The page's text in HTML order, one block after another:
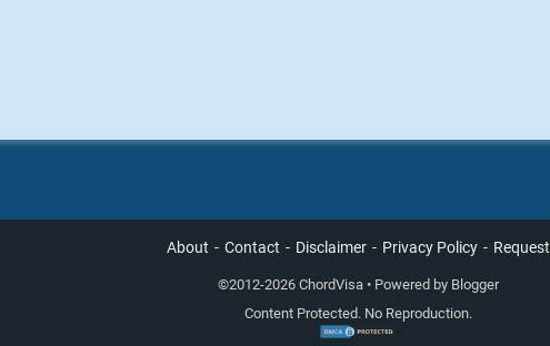
About Contact Disclaimer Privacy Policy Request
©2012-2026 ChordVisa • Powered by Blogger
Content Protected. No Reproduction.